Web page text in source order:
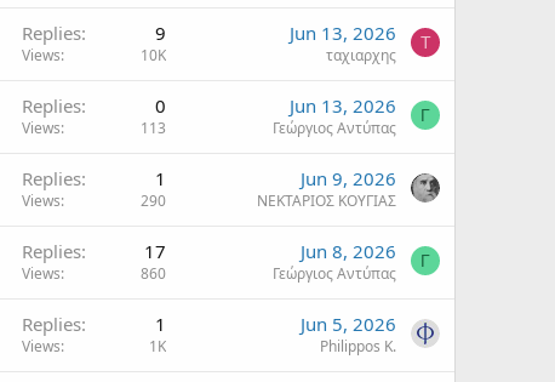
Replies 9
Views 10K
Jun 13, 2026
ταχιαρχης
Τ
Replies 0
Views 113
Jun 13, 2026
Γεώργιος Αντύπας
Γ
Replies 1
Views 290
Jun 9, 2026
ΝΕΚΤΑΡΙΟΣ ΚΟΥΓΙΑΣ
Replies 17
Views 860
Jun 8, 2026
Γεώργιος Αντύπας
Γ
Replies 1
Views 1K
Jun 5, 2026
Philippos K.